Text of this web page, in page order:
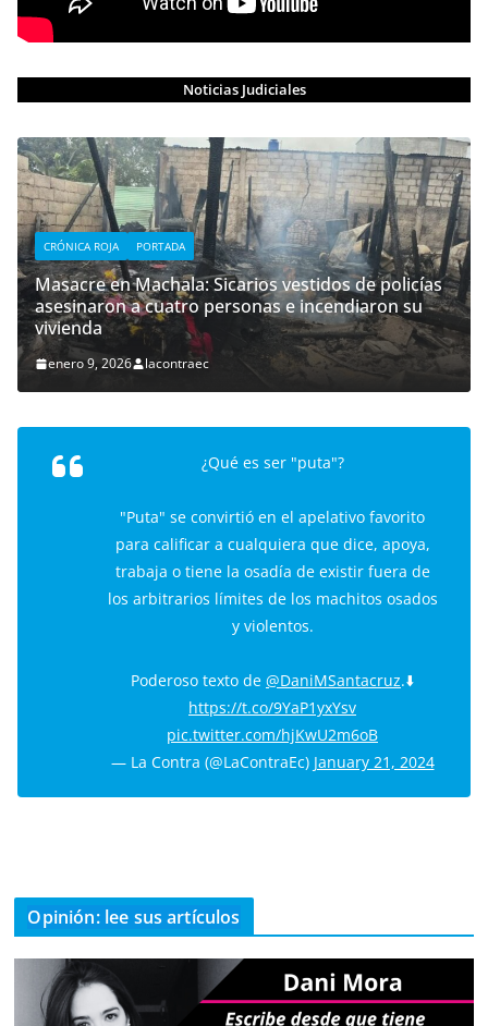
Noticias Judiciales
CRÓNICA ROJA PORTADA
Masacre en Machala: Sicarios vestidos de policías
asesinaron a cuatro personas e incendiaron su
vivienda
enero 9, 2026 lacontraec
¿Qué es ser "puta"?
"Puta" se convirtió en el apelativo favorito
para calificar a cualquiera que dice, apoya,
trabaja o tiene la osadía de existir fuera de
los arbitrarios límites de los machitos osados
y violentos.
Poderoso texto de @DaniMSantacruz.⬇️
https://t.co/9YaP1yxYsv
pic.twitter.com/hjKwU2m6oB
— La Contra (@LaContraEc) January 21, 2024
Opinión: lee sus artículos